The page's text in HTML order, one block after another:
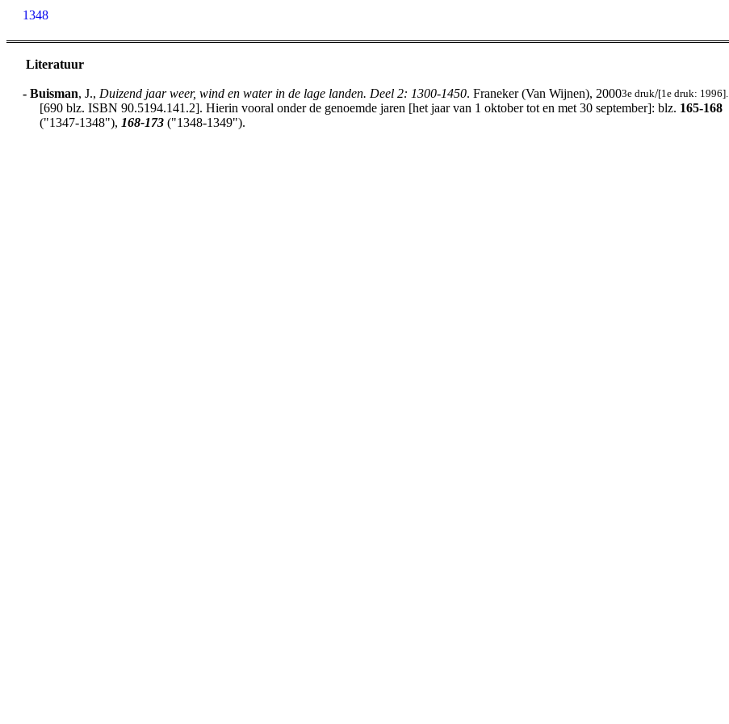
1348
Literatuur
- Buisman, J., Duizend jaar weer, wind en water in de lage landen. Deel 2: 1300-1450. Franeker (Van Wijnen), 20003e druk/[1e druk: 1996].
[690 blz. ISBN 90.5194.141.2]. Hierin vooral onder de genoemde jaren [het jaar van 1 oktober tot en met 30 september]: blz. 165-168
("1347-1348"), 168-173 ("1348-1349").